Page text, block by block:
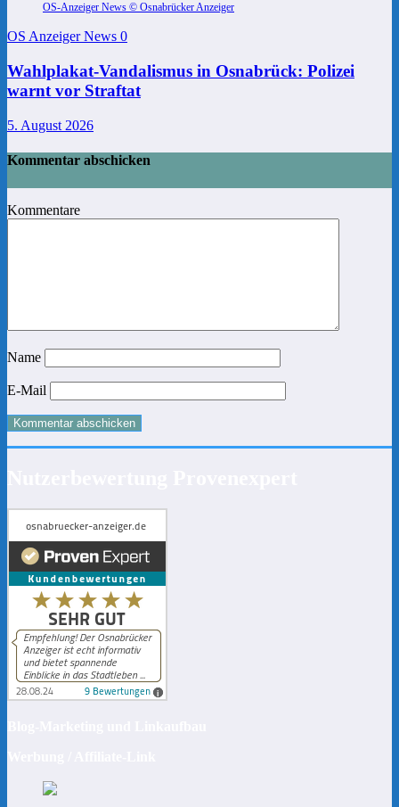
OS-Anzeiger News © Osnabrücker Anzeiger
OS Anzeiger News 0
Wahlplakat-Vandalismus in Osnabrück: Polizei
warnt vor Straftat
5. August 2026
Kommentar abschicken
Kommentare
Name
E-Mail